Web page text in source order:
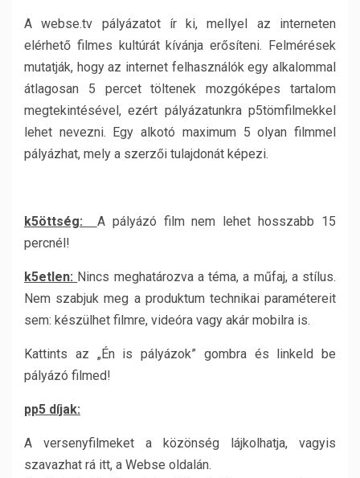
A webse.tv pályázatot ír ki, mellyel az interneten
elérhető filmes kultúrát kívánja erősíteni. Felmérések
mutatják, hogy az internet felhasználók egy alkalommal
átlagosan 5 percet töltenek mozgóképes tartalom
megtekintésével, ezért pályázatunkra p5tömfilmekkel
lehet nevezni. Egy alkotó maximum 5 olyan filmmel
pályázhat, mely a szerzői tulajdonát képezi.
k5öttség: A pályázó film nem lehet hosszabb 15
percnél!
k5etlen: Nincs meghatározva a téma, a műfaj, a stílus.
Nem szabjuk meg a produktum technikai paramétereit
sem: készülhet filmre, videóra vagy akár mobilra is.
Kattints az „Én is pályázok” gombra és linkeld be
pályázó filmed!
pp5 díjak:
A versenyfilmeket a közönség lájkolhatja, vagyis
szavazhat rá itt, a Webse oldalán.